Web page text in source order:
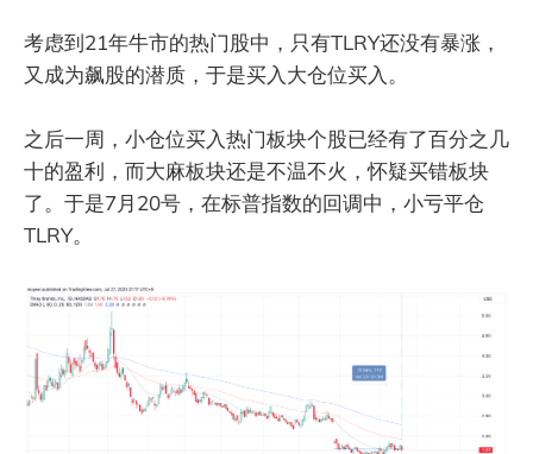
考虑到21年牛市的热门股中，只有TLRY还没有暴涨，
又成为飙股的潜质，于是买入大仓位买入。
之后一周，小仓位买入热门板块个股已经有了百分之几
十的盈利，而大麻板块还是不温不火，怀疑买错板块
了。于是7月20号，在标普指数的回调中，小亏平仓
TLRY。